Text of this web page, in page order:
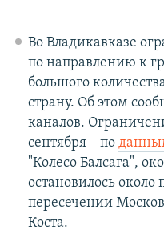
Во Владикавказе
по направлению к
большого
страну. Об этом
каналов.
сентября – по
"Колесо Балсага",
остановилось около
пересечении
Коста.